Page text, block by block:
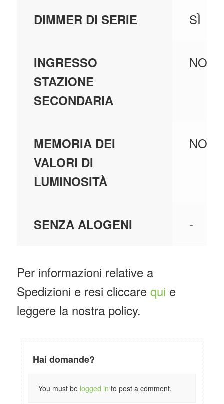
DIMMER DI SERIE SÌ
INGRESSO
STAZIONE
SECONDARIA
NO
MEMORIA DEI
VALORI DI
LUMINOSITÀ
NO
SENZA ALOGENI -
Per informazioni relative a
Spedizioni e resi cliccare qui e
leggere la nostra policy.
Hai domande?
You must be logged in to post a comment.